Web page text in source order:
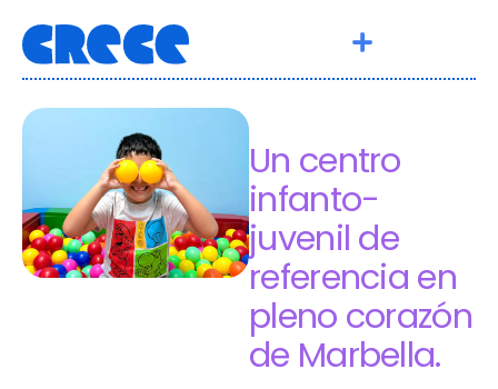
Un centro
infanto-
juvenil de
referencia en
pleno corazón
de Marbella.